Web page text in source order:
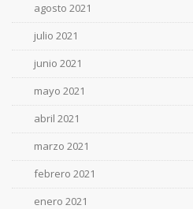
agosto 2021
julio 2021
junio 2021
mayo 2021
abril 2021
marzo 2021
febrero 2021
enero 2021